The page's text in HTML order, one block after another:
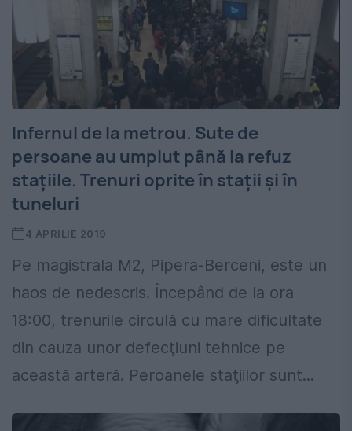
Infernul de la metrou. Sute de
persoane au umplut până la refuz
staţiile. Trenuri oprite în stații și în
tuneluri
4 APRILIE 2019
Pe magistrala M2, Pipera-Berceni, este un
haos de nedescris. Începând de la ora
18:00, trenurile circulă cu mare dificultate
din cauza unor defecţiuni tehnice pe
această arteră. Peroanele staţiilor sunt...